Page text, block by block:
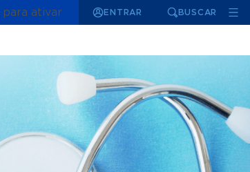
para ativar ENTRAR BUSCAR